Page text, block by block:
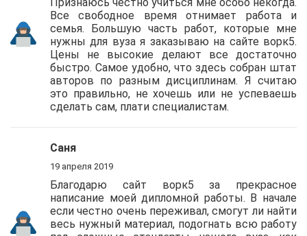
Все свободное время отнимает работа и
семья. Большую часть работ, которые мне
нужны для вуза я заказываю на сайте ворк5.
Цены не высокие делают все достаточно
быстро. Самое удобно, что здесь собран штат
авторов по разным дисциплинам. Я считаю
это правильно, не хочешь или не успеваешь
сделать сам, плати специалистам.
Саня
19 апреля 2019
Благодарю сайт ворк5 за прекрасное
написание моей дипломной работы. В начале
если честно очень переживал, смогут ли найти
весь нужный материал, подогнать всю работу